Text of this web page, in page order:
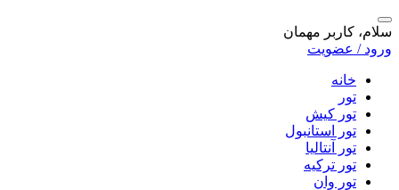
سلام، کاربر مهمان
ورود / عضویت
خانه
تور
تور کیش
تور استانبول
تور آنتالیا
تور ترکیه
تور وان